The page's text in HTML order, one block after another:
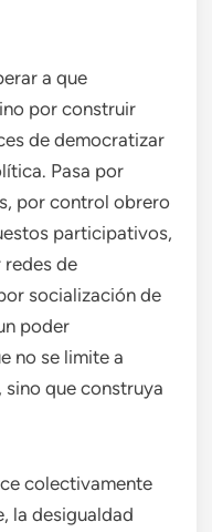
a que
por construir
de democratizar
Pasa por
por control obrero
participativos,
redes de
socialización de
poder
no se limite a
sino que construya
colectivamente
la desigualdad